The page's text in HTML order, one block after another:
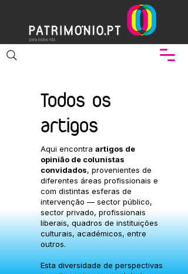
Todos os
artigos
Aqui encontra artigos de
opinião de colunistas
convidados, provenientes de
diferentes áreas profissionais e
com distintas esferas de
intervenção — sector público,
sector privado, profissionais
liberais, quadros de instituições
culturais, académicos, entre
outros.
Esta diversidade de perspectivas